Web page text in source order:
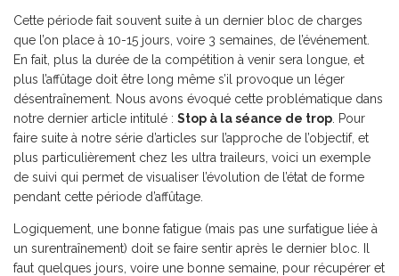
Cette période fait souvent suite à un dernier bloc de charges
que l’on place à 10-15 jours, voire 3 semaines, de l’événement.
En fait, plus la durée de la compétition à venir sera longue, et
plus l’affûtage doit être long même s’il provoque un léger
désentraînement. Nous avons évoqué cette problématique dans
notre dernier article intitulé : Stop à la séance de trop . Pour
faire suite à notre série d’articles sur l’approche de l’objectif, et
plus particulièrement chez les ultra traileurs, voici un exemple
de suivi qui permet de visualiser l’évolution de l’état de forme
pendant cette période d’affûtage.
Logiquement, une bonne fatigue (mais pas une surfatigue liée à
un surentraînement) doit se faire sentir après le dernier bloc. Il
faut quelques jours, voire une bonne semaine, pour récupérer et